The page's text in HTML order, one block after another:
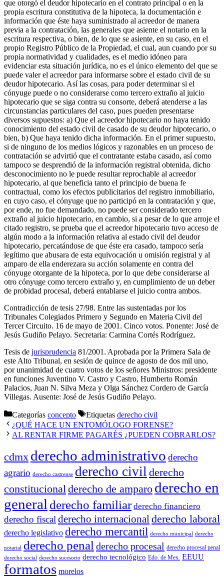
que otorgó el deudor hipotecario en el contrato principal o en la
propia escritura constitutiva de la hipoteca, la documentación e
información que éste haya suministrado al acreedor de manera
previa a la contratación, las generales que asiente el notario en la
escritura respectiva, o bien, de lo que se asiente, en su caso, en el
propio Registro Público de la Propiedad, el cual, aun cuando por su
propia normatividad y cualidades, es el medio idóneo para
evidenciar esta situación jurídica, no es el único elemento del que se
puede valer el acreedor para informarse sobre el estado civil de su
deudor hipotecario. Así las cosas, para poder determinar si el
cónyuge puede o no considerarse como tercero extraño al juicio
hipotecario que se siga contra su consorte, deberá atenderse a las
circunstancias particulares del caso, pues pueden presentarse
diversos supuestos: a) Que el acreedor hipotecario no haya tenido
conocimiento del estado civil de casado de su deudor hipotecario, o
bien, b) Que haya tenido dicha información. En el primer supuesto,
si de ninguno de los medios lógicos y razonables en un proceso de
contratación se advirtió que el contratante estaba casado, así como
tampoco se desprendió de la información registral obtenida, dicho
desconocimiento no le puede resultar reprochable al acreedor
hipotecario, al que beneficia tanto el principio de buena fe
contractual, como los efectos publicitarios del registro inmobiliario,
en cuyo caso, el cónyuge que no participó en la contratación y que,
por ende, no fue demandado, no puede ser considerado tercero
extraño al juicio hipotecario, en cambio, si a pesar de lo que arroje el
citado registro, se prueba que el acreedor hipotecario tuvo acceso de
algún modo a la información relativa al estado civil del deudor
hipotecario, percatándose de que éste era casado, tampoco sería
legítimo que abusara de esta equivocación u omisión registral y al
amparo de ella enderezara su acción solamente en contra del
cónyuge otorgante de la hipoteca, por lo que debe considerarse al
otro cónyuge como tercero extraño y, en cumplimiento de un deber
de probidad procesal, deberá entablarse el juicio contra ambos.
Contradicción de tesis 27/98. Entre las sustentadas por los
Tribunales Colegiados Primero y Segundo en Materia Civil del
Tercer Circuito. 16 de mayo de 2001. Cinco votos. Ponente: José de
Jesús Gudiño Pelayo. Secretaria: Carmina Cortés Rodríguez.
Tesis de jurisprudencia 81/2001. Aprobada por la Primera Sala de
este Alto Tribunal, en sesión de quince de agosto de dos mil uno,
por unanimidad de cuatro votos de los señores Ministros: presidente
en funciones Juventino V. Castro y Castro, Humberto Román
Palacios, Juan N. Silva Meza y Olga Sánchez Cordero de García
Villegas. Ausente: José de Jesús Gudiño Pelayo.
Categorías concepto Etiquetas derecho civil
¿QUÉ HACE UN ENTOMÓLOGO FORENSE?
AL RENTAR FIRME PAGARÉS ¿PUEDEN COBRARLOS?
cdmx derecho administrativo derecho
agrario derecho castrense derecho civil derecho
constitucionalderecho de amparo derecho en
general derecho familiar derecho financiero
derecho fiscalderecho internacionalderecho laboral
derecho legislativo derecho mercantil derecho municipal derecho
notarial derecho penal derecho procesal derecho procesal penal
derecho social derecho sucesorio derecho tecnológico Edo. de Mex. EEUU
formatos morelos